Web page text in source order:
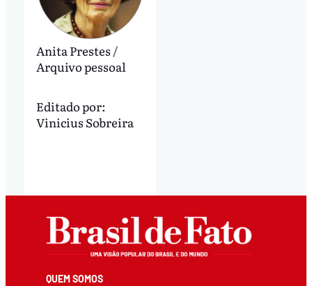
Anita Prestes /
Arquivo pessoal
Editado por:
Vinicius Sobreira
QUEM SOMOS